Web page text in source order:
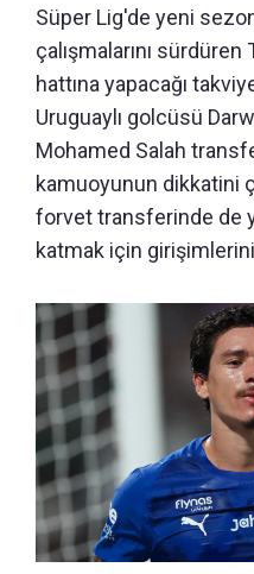
Süper Lig'de yeni
çalışmalarını
hattına yapacağı
Uruguaylı golcüsü
Mohamed Salah
kamuoyunun dikkatini
forvet transferinde de
katmak için girişimlerini